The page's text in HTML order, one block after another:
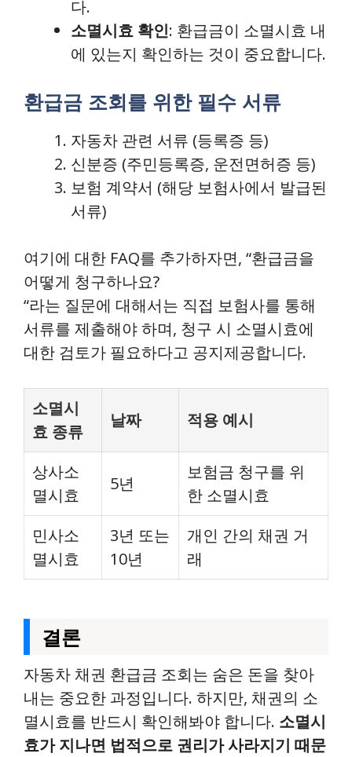
다.
소멸시효 확인: 환급금이 소멸시효 내
에 있는지 확인하는 것이 중요합니다.
환급금 조회를 위한 필수 서류
자동차 관련 서류 (등록증 등)
신분증 (주민등록증, 운전면허증 등)
보험 계약서 (해당 보험사에서 발급된
서류)
여기에 대한 FAQ를 추가하자면, “환급금을
어떻게 청구하나요?
“라는 질문에 대해서는 직접 보험사를 통해
서류를 제출해야 하며, 청구 시 소멸시효에
대한 검토가 필요하다고 공지제공합니다.
소멸시
효 종류
날짜 적용 예시
상사소
멸시효
5년
보험금 청구를 위
한 소멸시효
민사소
멸시효
3년 또는
10년
개인 간의 채권 거
래
결론
자동차 채권 환급금 조회는 숨은 돈을 찾아
내는 중요한 과정입니다. 하지만, 채권의 소
멸시효를 반드시 확인해봐야 합니다. 소멸시
효가 지나면 법적으로 권리가 사라지기 때문